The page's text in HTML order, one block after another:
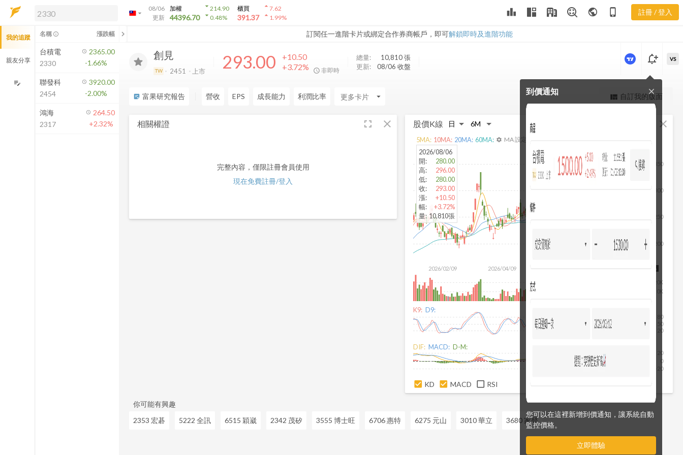
arrow_drop_down
08/06
更新
加權
44396.70
arrow_drop_down214.90
arrow_drop_down0.48%
櫃買
391.37
arrow_drop_up7.62
arrow_drop_up1.99% leaderboard public phone_iphone 註冊 / 登入
訂閱任一進階卡片或綁定合作券商帳戶，即可解鎖即時及進階功能
解鎖即時行情及進階功能
方案」，即可解鎖以下功能：
即時行情
即時市況與排行
成交金額熱力圖
前往方案訂閱
如何綁定合作券商
證
創見
TW 2451 上市 293.00
+10.50
+3.72%
非即時
總量: 10,810張
更新:
08/06 收盤
更強大的進階價量圖表
notification_add
到價通知
您可以在這裡新增到價通知，讓系統自動
監控價格。
立即體驗
close
VS
sticky_note_2 富果研究報告 營收 EPS 成長能力 利潤比率 arrow_drop_down view_quilt 自訂我的版面
相關權證 fullscreen close
完整內容，僅限註冊會員使用
現在免費註冊/登入
股價K線 close
2026/02/09 2026/04/09
200
250
300
350
2026/08/06
10K
20K
2026/08/06
開:
280.00
高:
296.00
低:
280.00
收:
293.00
漲:
+10.50
幅:
+3.72%
量: 10,810張
5MA: 10MA: 20MA: 60MA: settings MA 設定
K9: D9:
20
50
80
DIF: MACD: D-M:
-20
0
20
KD MACD RSI
你可能有興趣
2353 宏碁
5222 全訊 6515 穎崴 2342 茂矽 3555 博士旺 6706 惠特 6275 元山 3010 華立 3680 家登
我的追蹤
親友分享
edit_note
名稱 info_outline 漲跌幅 chevron_left
台積電
2330
2365.00
-1.66%
聯發科
2454
3920.00
-2.00%
鴻海
2317
264.50
+2.32%